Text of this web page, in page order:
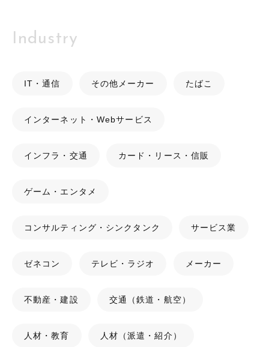
Industry
IT・通信 その他メーカー たばこ
インターネット・Webサービス
インフラ・交通 カード・リース・信販
ゲーム・エンタメ
コンサルティング・シンクタンク サービス業
ゼネコン テレビ・ラジオ メーカー
不動産・建設 交通（鉄道・航空）
人材・教育 人材（派遣・紹介）